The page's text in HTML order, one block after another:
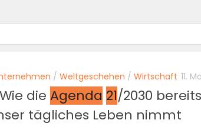
/ Weltgeschehen / Wirtschaft 11.
die Agenda 21/2030
tägliches Leben nimmt